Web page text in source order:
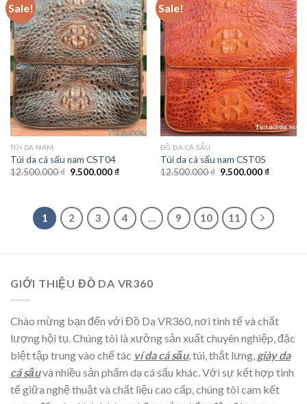
Sale!
TÚI DA NAM
Túi da cá sấu nam CST04
12.500.000₫ 9.500.000₫
Sale!
ĐỒ DA CÁ SẤU
Túi da cá sấu nam CST05
12.500.000₫ 9.500.000₫
1 2 3 4 … 9 10 11
GIỚI THIỆU ĐỒ DA VR360
Chào mừng bạn đến với Đồ Da VR360, nơi tinh tế và chất
lượng hội tụ. Chúng tôi là xưởng sản xuất chuyên nghiệp, đặc
biệt tập trung vào chế tác ví da cá sấu, túi, thắt lưng, giày da
cá sấuvà nhiều sản phẩm da cá sấu khác. Với sự kết hợp tinh
tế giữa nghệ thuật và chất liệu cao cấp, chúng tôi cam kết